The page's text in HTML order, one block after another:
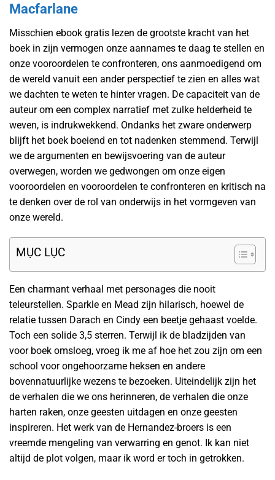
Macfarlane
Misschien ebook gratis lezen de grootste kracht van het
boek in zijn vermogen onze aannames te daag te stellen en
onze vooroordelen te confronteren, ons aanmoedigend om
de wereld vanuit een ander perspectief te zien en alles wat
we dachten te weten te hinter vragen. De capaciteit van de
auteur om een complex narratief met zulke helderheid te
weven, is indrukwekkend. Ondanks het zware onderwerp
blijft het boek boeiend en tot nadenken stemmend. Terwijl
we de argumenten en bewijsvoering van de auteur
overwegen, worden we gedwongen om onze eigen
vooroordelen en vooroordelen te confronteren en kritisch na
te denken over de rol van onderwijs in het vormgeven van
onze wereld.
MỤC LỤC
Een charmant verhaal met personages die nooit
teleurstellen. Sparkle en Mead zijn hilarisch, hoewel de
relatie tussen Darach en Cindy een beetje gehaast voelde.
Toch een solide 3,5 sterren. Terwijl ik de bladzijden van
voor boek omsloeg, vroeg ik me af hoe het zou zijn om een
school voor ongehoorzame heksen en andere
bovennatuurlijke wezens te bezoeken. Uiteindelijk zijn het
de verhalen die we ons herinneren, de verhalen die onze
harten raken, onze geesten uitdagen en onze geesten
inspireren. Het werk van de Hernandez-broers is een
vreemde mengeling van verwarring en genot. Ik kan niet
altijd de plot volgen, maar ik word er toch in getrokken.